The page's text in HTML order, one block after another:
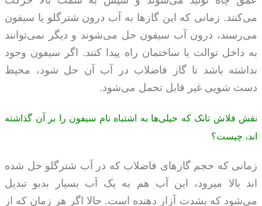
می‌کنند. زمانی که اين گازها به آب درون شترگلو یا سیفون
می‌رسند، درون آب سیفون حل می‌شوند و ديگر نمی‌توانند
به داخل توالت یا ساختمان راه پيدا کنند. اگر سيفون وجود
نداشته باشد تا گاز فاضلاب در آب آن حل شود، محيط
دست‌ شویی غير قابل تحمل می‌شود.
نقش فلاش‌ تانک که خیلی‌ها به اشتباه نام سيفون را بر آن گذاشته‌
اند، چيست؟
زمانی که حجم گازهای فاضلاب که در آب شترگلو حل شده
اند بالا میرود، این آب هم به يک آب بسیار بدبو تبديل
می‌شود که بشدت آزار دهنده است. حالا اگر هر زمان که از